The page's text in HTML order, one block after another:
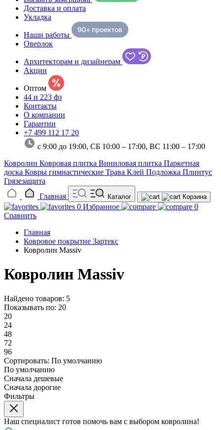
Доставка и оплата
Укладка
Наши работы
Оверлок
Архитекторам и дизайнерам
Акции
Оптом
44 и 223 фз
Контакты
О компании
Гарантии
+7 499 112 17 20
с 9:00 до 19:00, СБ 10:00 – 17:00, ВС 11:00 – 17:00
Ковролин Ковровая плитка Виниловая плитка Паркетная
доска Ковры гимнастические Трава Клей Подложка Плинтус
Грязезащита
Главная
Каталог Корзина
0 Избранное
0
Сравнить
Главная
Ковровое покрытие Зартекс
Ковролин Massiv
Ковролин Massiv
Найдено товаров: 5
Показывать по: 20
20
24
48
72
96
Сортировать: По умолчанию
По умолчанию
Сначала дешевые
Сначала дорогие
Фильтры
Наш специалист готов помочь вам с выбором ковролина!